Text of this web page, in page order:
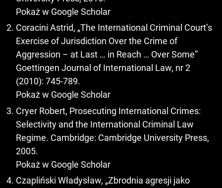
Pokaż w Google Scholar
Coracini Astrid, „The International Criminal Court’s
Exercise of Jurisdiction Over the Crime of
Aggression – at Last … in Reach … Over Some”
Goettingen Journal of International Law, nr 2
(2010): 745-789.
Pokaż w Google Scholar
Cryer Robert, Prosecuting International Crimes:
Selectivity and the International Criminal Law
Regime. Cambridge: Cambridge University Press,
2005.
Pokaż w Google Scholar
Czapliński Władysław, „Zbrodnia agresji jako